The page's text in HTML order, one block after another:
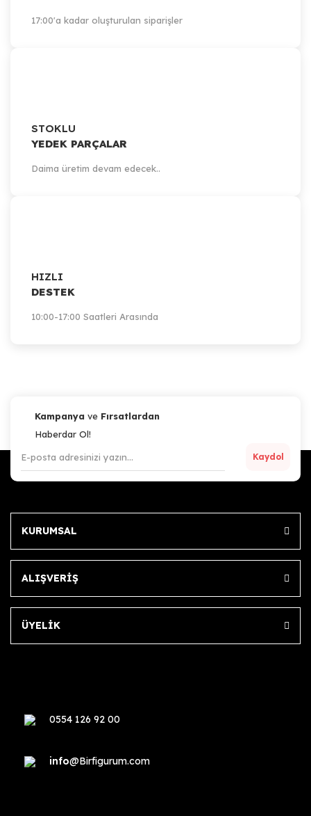
17:00'a kadar oluşturulan siparişler
STOKLU
YEDEK PARÇALAR
Daima üretim devam edecek..
HIZLI
DESTEK
10:00-17:00 Saatleri Arasında
Kampanya ve Fırsatlardan
Haberdar Ol!
Kaydol
KURUMSAL
ALIŞVERİŞ
ÜYELİK
0554 126 92 00
info@Birfigurum.com